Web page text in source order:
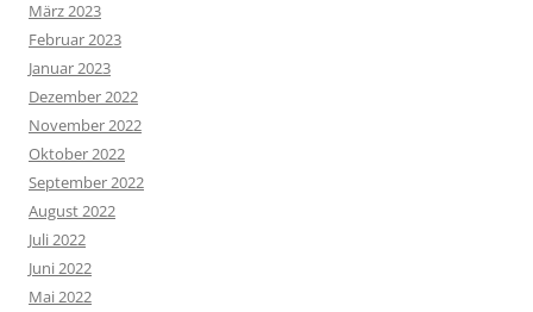
März 2023
Februar 2023
Januar 2023
Dezember 2022
November 2022
Oktober 2022
September 2022
August 2022
Juli 2022
Juni 2022
Mai 2022